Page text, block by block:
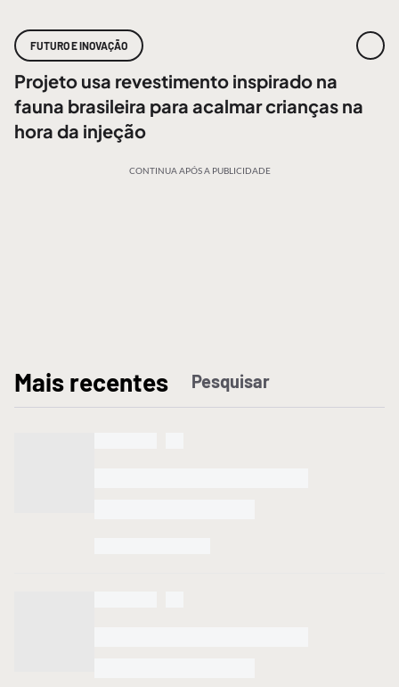
FUTURO E INOVAÇÃO
Projeto usa revestimento inspirado na
fauna brasileira para acalmar crianças na
hora da injeção
CONTINUA APÓS A PUBLICIDADE
Mais recentes